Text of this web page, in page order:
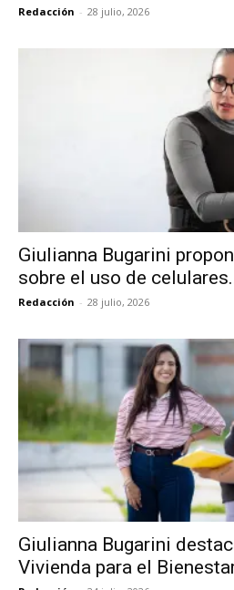
Redacción - 28 julio, 2026
Giulianna Bugarini
sobre el uso de
Redacción - 28 julio, 2026
Giulianna Bugarini
Vivienda para el